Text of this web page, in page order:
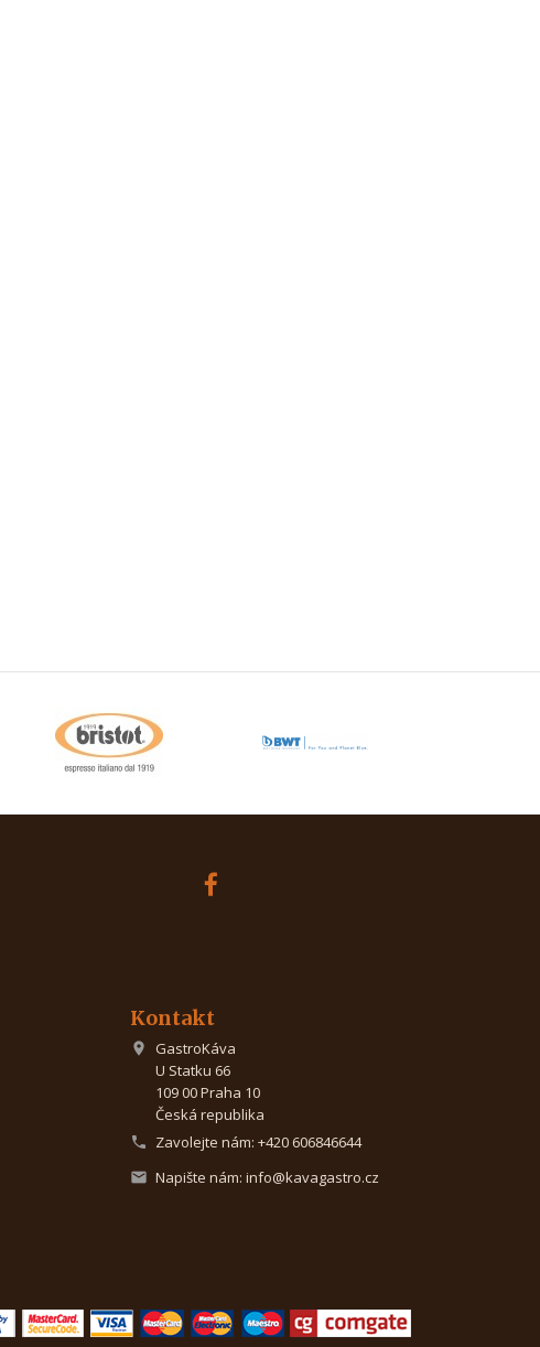
Kontakt

GastroKáva
U Statku 66
109 00 Praha 10
Česká republika
 Zavolejte nám: +420 606846644
 Napište nám: info@kavagastro.cz